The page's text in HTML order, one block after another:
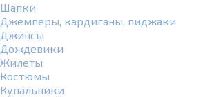
Шапки
Джемперы, кардиганы, пиджаки
Джинсы
Дождевики
Жилеты
Костюмы
Купальники